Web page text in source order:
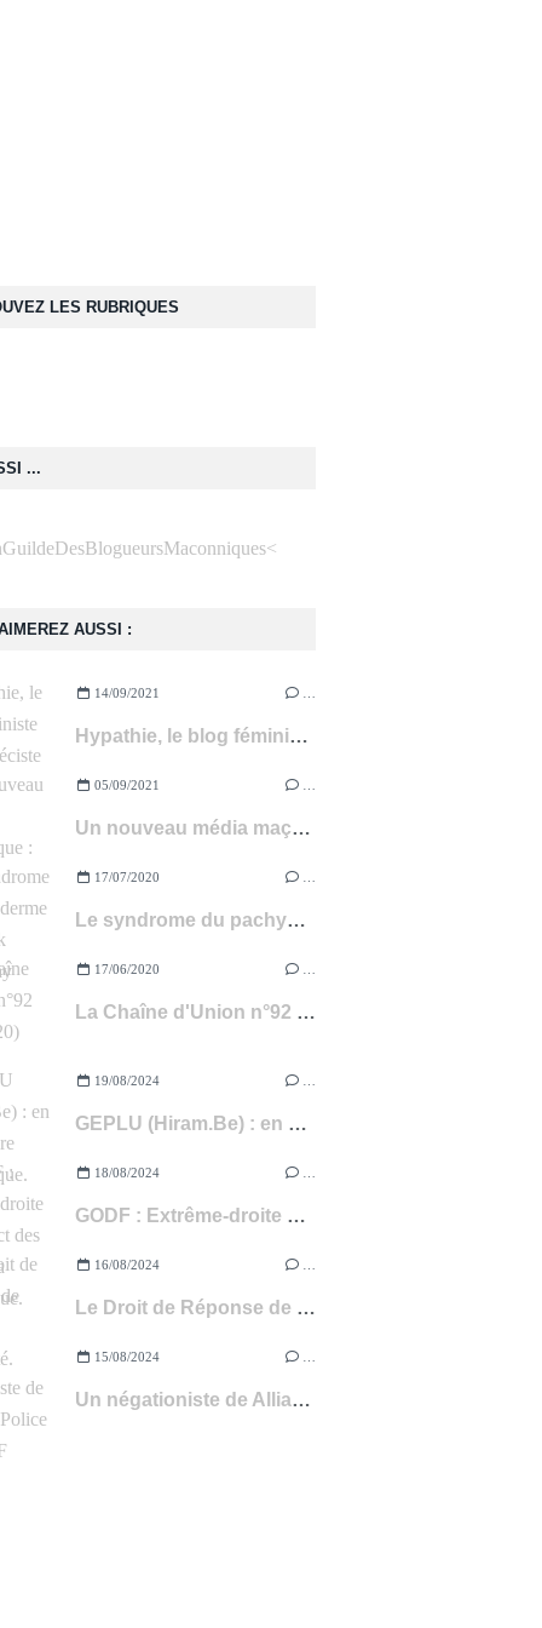
AUSSI :
14/09/2021
Hypathie, le blog féministe et anti-spéciste à suivre !
05/09/2021
Un nouveau média maçonnique : 450.FM
17/07/2020
Le syndrome du pachyderme de Franck Fouqueray (livre)
17/06/2020
La Chaîne d'Union n°92 (avril 2020)
19/08/2024
GEPLU (Hiram.Be) : en plein délire paranoïaque.
18/08/2024
GODF : Extrême-droite & Respect des Lois de la République.
16/08/2024
Le Droit de Réponse de Géplu commenté.
15/08/2024
Un négationiste de Alliance-Police au GODF
...
<
LES RUBRIQUES